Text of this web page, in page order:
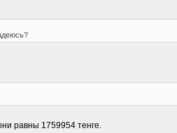
равны 1759954 тенге.